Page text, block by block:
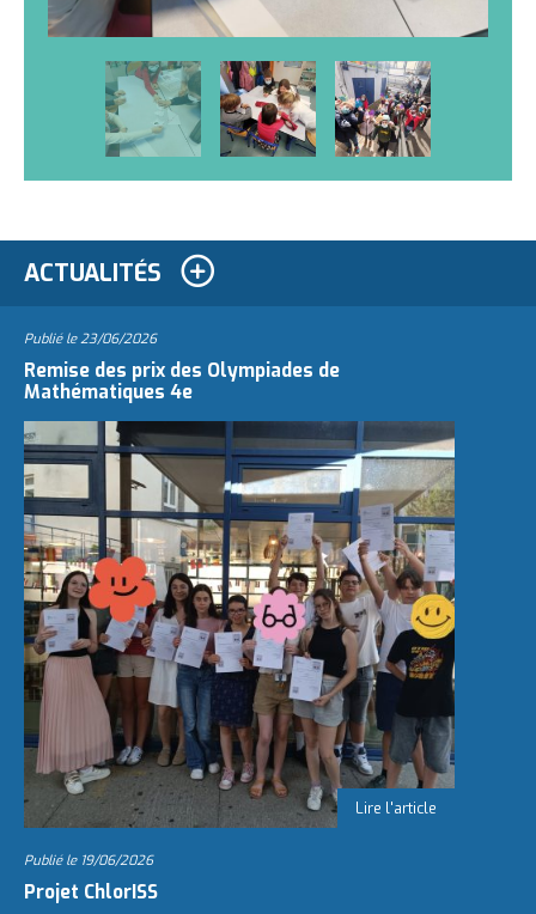
ACTUALITÉS
Publié le23/06/2026
Remise des prix des Olympiades de
Mathématiques 4e
Publié le 19/06/2026
Projet ChlorISS